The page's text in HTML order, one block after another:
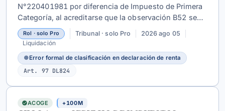
N°220401981 por diferencia de Impuesto de Primera
Categoría, al acreditarse que la observación B52 se
originó en un error formal de clasificación en la DJ
1948, posteriormente rectificado por la contribuyente.
Rol · solo Pro Tribunal · solo Pro
2026 ago 05
Liquidación
●Error formal de clasificación en declaración de renta
Art. 97 DL824
ACOGE +100M